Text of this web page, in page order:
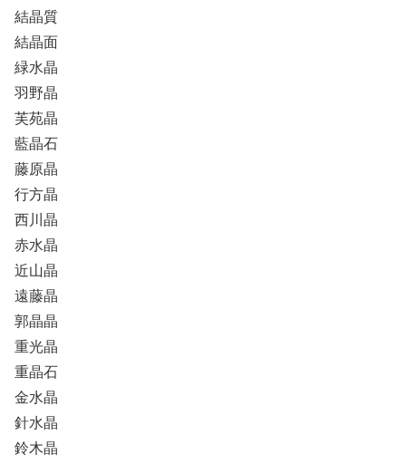
結晶質
結晶面
緑水晶
羽野晶
芙苑晶
藍晶石
藤原晶
行方晶
西川晶
赤水晶
近山晶
遠藤晶
郭晶晶
重光晶
重晶石
金水晶
針水晶
鈴木晶